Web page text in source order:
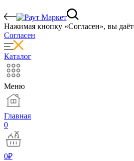
Нажимая кнопку «Согласен», вы
Согласен
Каталог
Меню
Главная
0
0₽